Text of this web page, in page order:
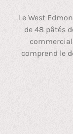
Le West
de 48 pâtés
comprend le